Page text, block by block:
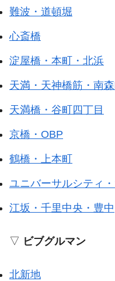
難波・道頓堀
心斎橋
淀屋橋・本町・北浜
天満・天神橋筋・南
天満橋・谷町四丁目
京橋・OBP
鶴橋・上本町
ユニバーサルシティ
江坂・千里中央・豊中
▽ ビブグルマン
北新地